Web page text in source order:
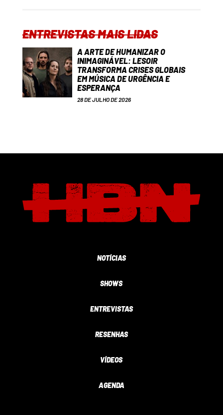
ENTREVISTAS MAIS LIDAS
A ARTE DE HUMANIZAR O
INIMAGINÁVEL: LESOIR
TRANSFORMA CRISES GLOBAIS
EM MÚSICA DE URGÊNCIA E
ESPERANÇA
28 DE JULHO DE 2026
NOTÍCIAS
SHOWS
ENTREVISTAS
RESENHAS
VÍDEOS
AGENDA